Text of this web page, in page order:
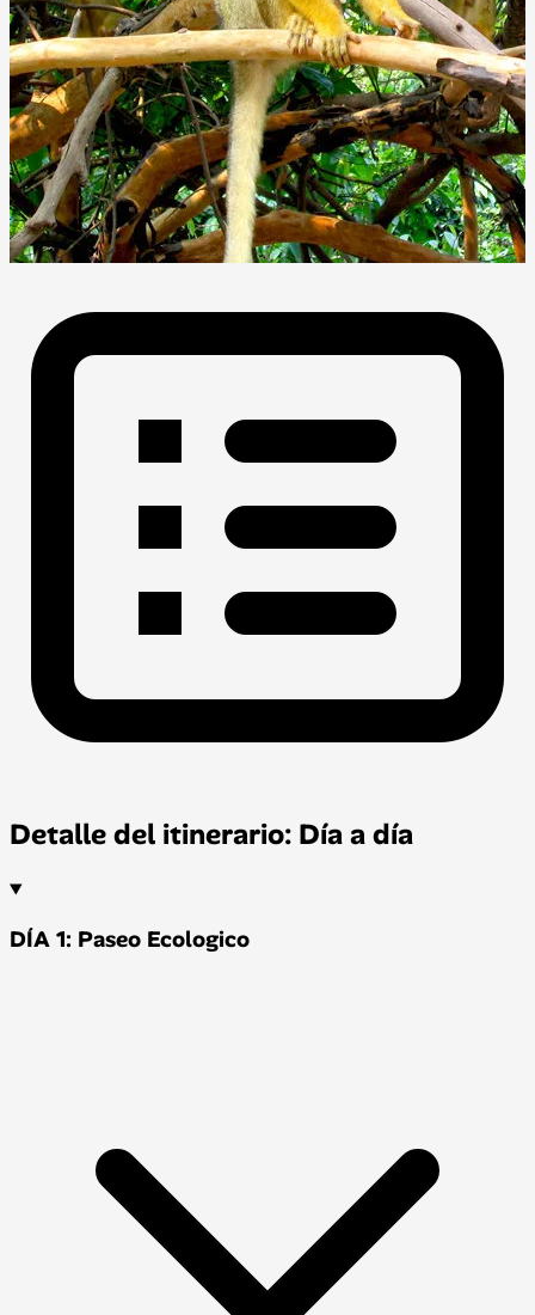
Detalle del itinerario: Día a día
DÍA 1: Paseo Ecologico